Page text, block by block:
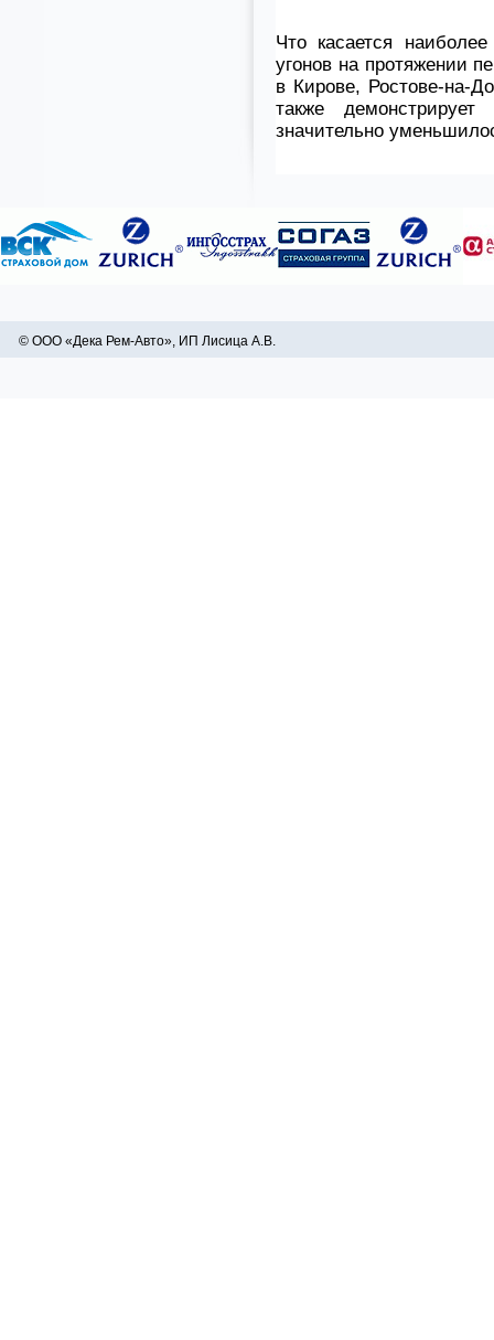
Что касается
угонов на протяжении
в Кирове, Ростове-на-
также демонстрирует
значительно
© ООО «Дека Рем-Авто», ИП Лисица А.В.